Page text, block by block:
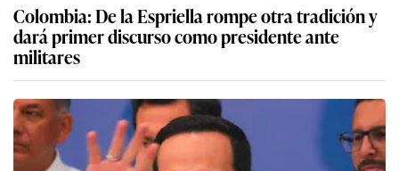
Colombia: De la Espriella rompe otra tradición y
dará primer discurso como presidente ante
militares